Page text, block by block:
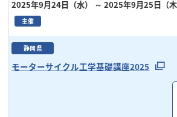
2025年9月24日（水） ～ 2025年9月25日（木
主催
静岡県
モーターサイクル工学基礎講座2025